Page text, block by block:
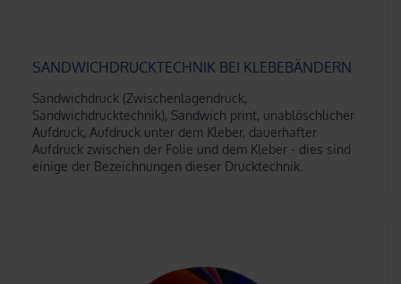
SANDWICHDRUCKTECHNIK BEI KLEBEBÄNDERN
Sandwichdruck (Zwischenlagendruck,
Sandwichdrucktechnik), Sandwich print, unablöschlicher
Aufdruck, Aufdruck unter dem Kleber, dauerhafter
Aufdruck zwischen der Folie und dem Kleber - dies sind
einige der Bezeichnungen dieser Drucktechnik.